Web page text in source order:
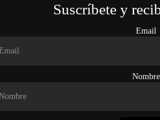
Suscríbete y
Email
Nombre